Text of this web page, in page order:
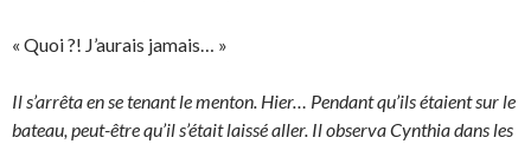
« Quoi ?! J’aurais jamais… »
Il s’arrêta en se tenant le menton. Hier… Pendant qu’ils étaient sur le
bateau, peut-être qu’il s’était laissé aller. Il observa Cynthia dans les